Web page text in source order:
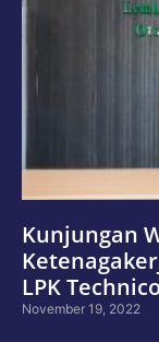
Kunjungan
LPK
November 19, 2022